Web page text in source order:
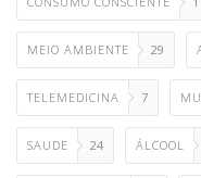
MEIO AMBIENTE 29
TELEMEDICINA 7
SAUDE 24 ÁLCOOL